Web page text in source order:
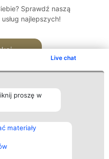
Live chat
proszę w
materiały
Sprawdź naszą
najlepszych!
Kontakt
Kontakt